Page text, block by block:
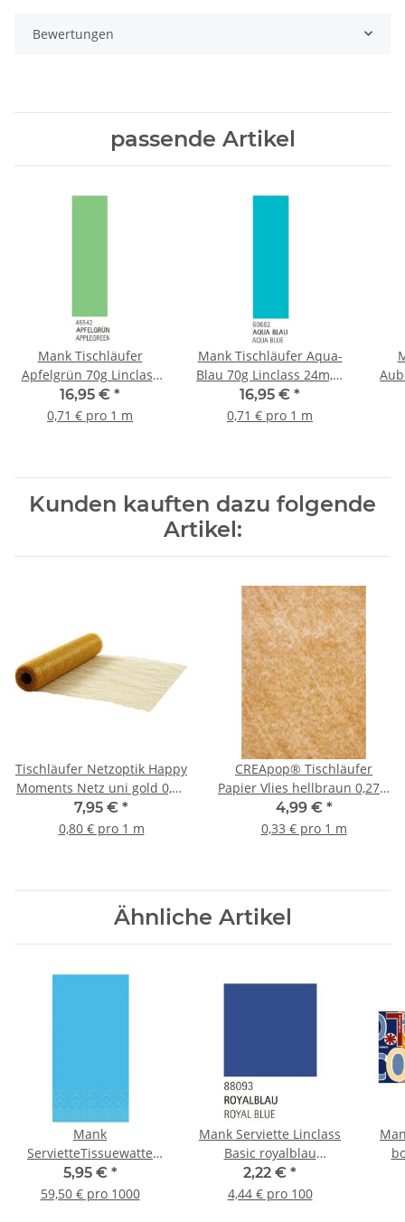
Bewertungen
passende Artikel
Mank Tischläufer
Apfelgrün 70g Linclass
24m, 1 Rolle
16,95 € *
0,71 € pro 1 m
Mank Tischläufer Aqua-
Blau 70g Linclass 24m, 1
Rolle
16,95 € *
0,71 € pro 1 m
Kunden kauften dazu folgende
Artikel:
Tischläufer Netzoptik Happy
Moments Netz uni gold 0,30
x 10m, 1 Rolle
7,95 € *
0,80 € pro 1 m
CREApop® Tischläufer
Papier Vlies hellbraun 0,27 x
15m, 1 Rolle
4,99 € *
0,33 € pro 1 m
Ähnliche Artikel
Mank
ServietteTissuewatte
hellblau 3 lagig,
33x33cm, 1/8 Falz, 100
5,95 € *
59,50 € pro 1000
Mank Serviette Linclass
Basic royalblau
25x25cm, 50 Stück
2,22 € *
4,44 € pro 100